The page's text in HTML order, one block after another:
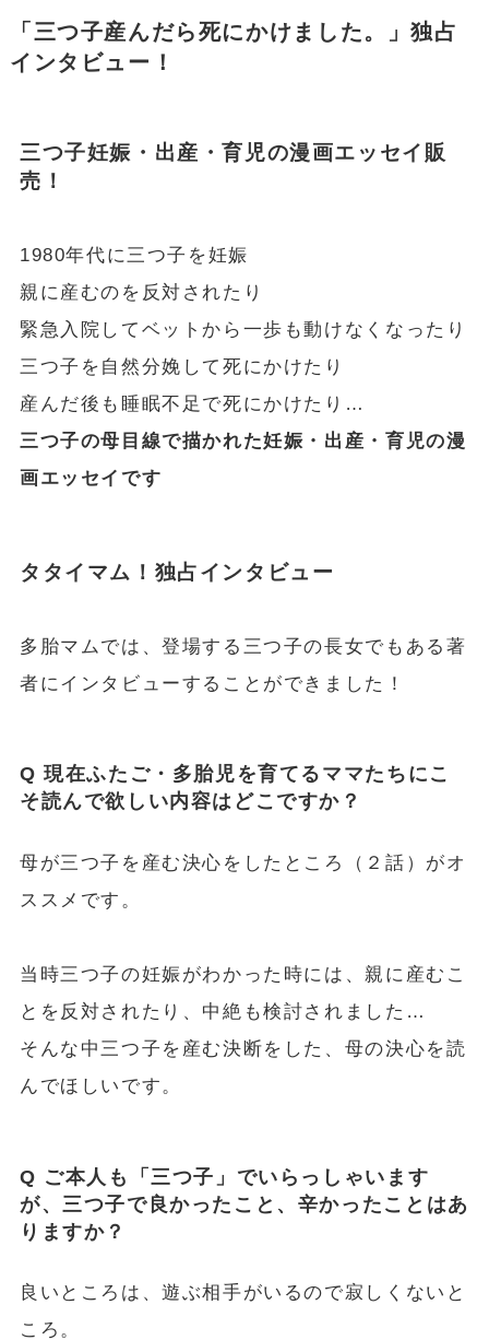
「三つ子産んだら死にかけました。」独占
インタビュー！
三つ子妊娠・出産・育児の漫画エッセイ販
売！
1980年代に三つ子を妊娠
親に産むのを反対されたり
緊急入院してベットから一歩も動けなくなったり
三つ子を自然分娩して死にかけたり
産んだ後も睡眠不足で死にかけたり…
三つ子の母目線で描かれた妊娠・出産・育児の漫
画エッセイです
タタイマム！独占インタビュー
多胎マムでは、登場する三つ子の長女でもある著
者にインタビューすることができました！
Q 現在ふたご・多胎児を育てるママたちにこ
そ読んで欲しい内容はどこですか？
母が三つ子を産む決心をしたところ（２話）がオ
ススメです。
当時三つ子の妊娠がわかった時には、親に産むこ
とを反対されたり、中絶も検討されました…
そんな中三つ子を産む決断をした、母の決心を読
んでほしいです。
Q ご本人も「三つ子」でいらっしゃいます
が、三つ子で良かったこと、辛かったことはあ
りますか？
良いところは、遊ぶ相手がいるので寂しくないと
ころ。